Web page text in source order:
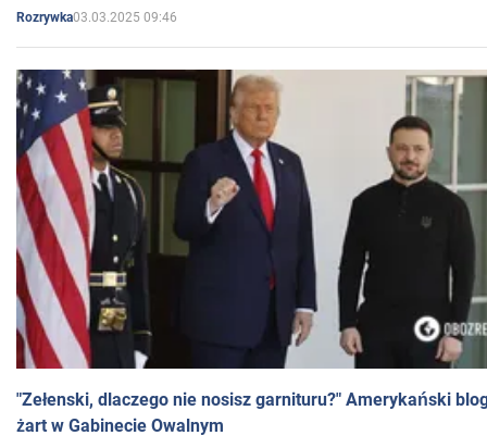
Rozrywka03.03.2025 09:46
"Zełenski, dlaczego nie nosisz garnituru?" Amerykański
żart w Gabinecie Owalnym